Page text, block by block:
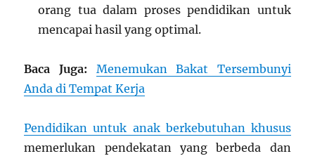
orang tua dalam proses pendidikan untuk
mencapai hasil yang optimal.
Baca Juga:
Menemukan Bakat Tersembunyi
Anda di Tempat Kerja
Pendidikan untuk anak berkebutuhan khusus
memerlukan pendekatan yang berbeda dan